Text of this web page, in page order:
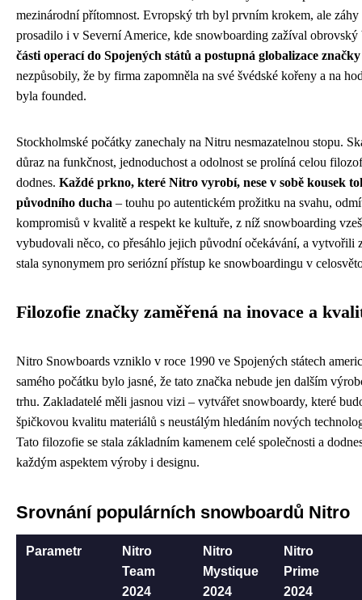
mezinárodní přítomnost. Evropský trh byl prvním krokem, ale záhy
prosadilo i v Severní Americe, kde snowboarding zažíval
části operací do Spojených států a postupná globalizace značky
nezpůsobily, že by firma zapomněla na své švédské kořeny a na
byla founded.
Stockholmské počátky zanechaly na Nitru nesmazatelnou stopu.
důraz na funkčnost, jednoduchost a odolnost se prolíná celou
dodnes. Každé prkno, které Nitro vyrobí, nese v sobě kousek
původního ducha – touhu po autentickém prožitku na svahu,
kompromisů v kvalitě a respekt ke kultuře, z níž snowboarding
vybudovali něco, co přesáhlo jejich původní očekávání, a vytvořili
stala synonymem pro seriózní přístup ke snowboardingu v
Filozofie značky zaměřená na inovace a
Nitro Snowboards vzniklo v roce 1990 ve Spojených státech
samého počátku bylo jasné, že tato značka nebude jen dalším
trhu. Zakladatelé měli jasnou vizi – vytvářet snowboardy, které
špičkovou kvalitu materiálů s neustálým hledáním nových
Tato filozofie se stala základním kamenem celé společnosti a
každým aspektem výroby i designu.
Srovnání populárních snowboardů Nitro
Parametr
Nitro
Team
2024
Nitro
Mystique
2024
Nitro
Prime
2024